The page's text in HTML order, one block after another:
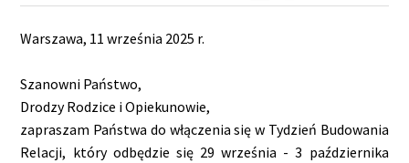
Warszawa, 11 września 2025 r.
Szanowni Państwo,
Drodzy Rodzice i Opiekunowie,
zapraszam Państwa do włączenia się w Tydzień Budowania
Relacji, który odbędzie się 29 września - 3 października